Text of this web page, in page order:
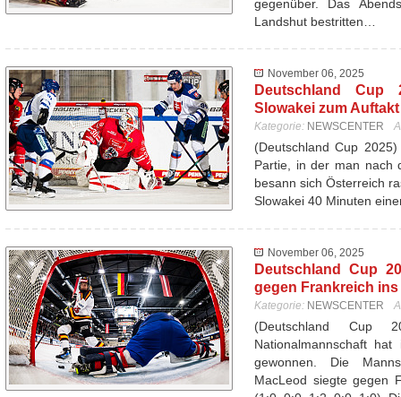
gegenüber. Das
Landshut bestritten…
November 06, 2025
Deutschland Cup
Slowakei zum
Kategorie: NEWSCENTER
(Deutschland Cup
Partie, in der man nach
besann sich Österreich
Slowakei 40 Minuten
November 06, 2025
Deutschland Cup
gegen Frankreich
Kategorie: NEWSCENTER
(Deutschland Cup
Nationalmannschaft
gewonnen. Die
MacLeod siegte gegen